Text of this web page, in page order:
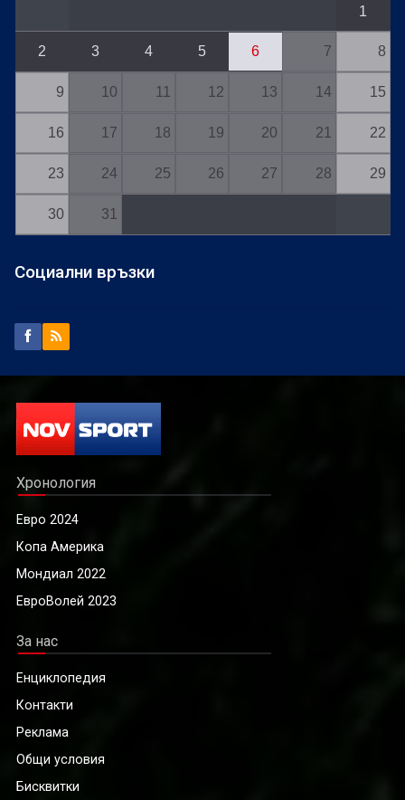
1
2 3 4 5 6 7 8
9 10 11 12 13 14 15
16 17 18 19 20 21 22
23 24 25 26 27 28 29
30 31
Социални връзки
Хронология
Евро 2024
Копа Америка
Мондиал 2022
ЕвроВолей 2023
За нас
Енциклопедия
Контакти
Реклама
Общи условия
Бисквитки